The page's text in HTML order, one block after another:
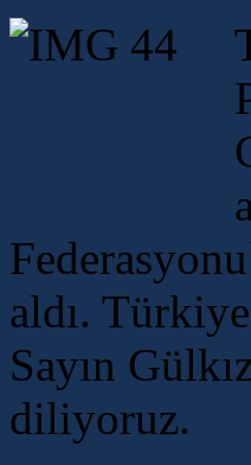
aldı.
Sayın
diliyoruz.